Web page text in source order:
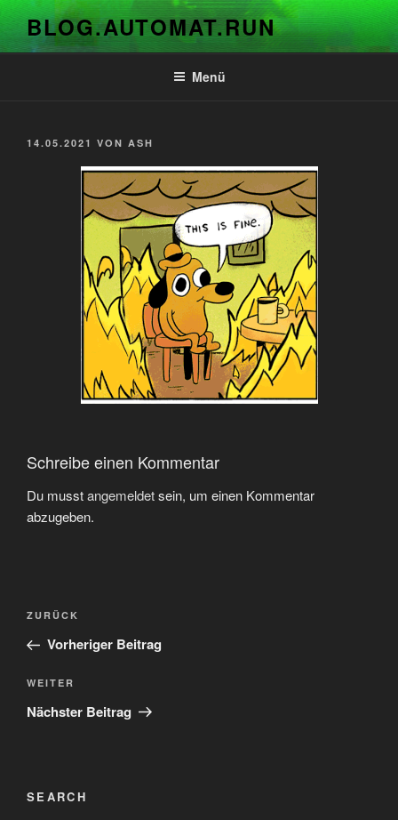
Zum
Inhalt
springen
BLOG.AUTOMAT.RUN
Menü
VERÖFFENTLICHT
14.05.2021 VON ASH
Schreibe einen Kommentar
Du musstangemeldetsein, um einen Kommentar
abzugeben.
Beitragsnavigation
Vorheriger
Beitrag
ZURÜCK
Vorheriger Beitrag
Nächster
Beitrag
WEITER
Nächster Beitrag
SEARCH